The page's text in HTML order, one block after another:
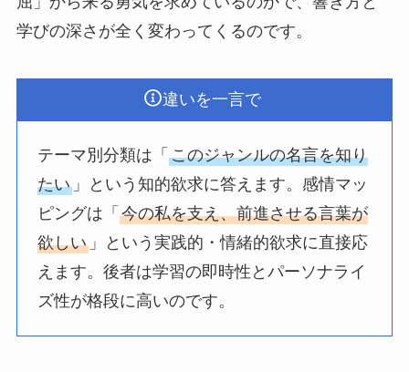
学びの深さが全く変わってくるのです。
違いを一言で
テーマ別分類は「このジャンルの名言を知り
たい 」という知的欲求に答えます。感情マッ
ピングは「今の私を支え、前進させる言葉が
欲しい 」という実践的・情緒的欲求に直接応
えます。後者は学習の即時性とパーソナライ
ズ性が格段に高いのです。